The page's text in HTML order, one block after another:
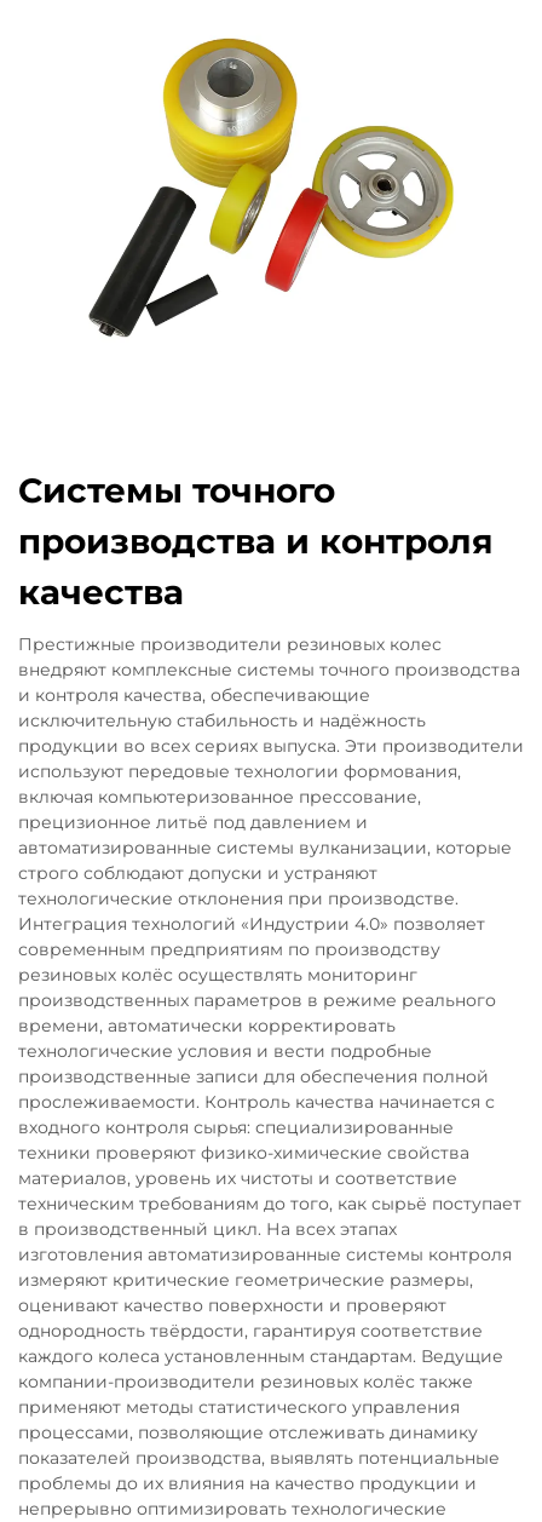
Системы точного
производства и контроля
качества
Престижные производители резиновых колес
внедряют комплексные системы точного производства
и контроля качества, обеспечивающие
исключительную стабильность и надёжность
продукции во всех сериях выпуска. Эти производители
используют передовые технологии формования,
включая компьютеризованное прессование,
прецизионное литьё под давлением и
автоматизированные системы вулканизации, которые
строго соблюдают допуски и устраняют
технологические отклонения при производстве.
Интеграция технологий «Индустрии 4.0» позволяет
современным предприятиям по производству
резиновых колёс осуществлять мониторинг
производственных параметров в режиме реального
времени, автоматически корректировать
технологические условия и вести подробные
производственные записи для обеспечения полной
прослеживаемости. Контроль качества начинается с
входного контроля сырья: специализированные
техники проверяют физико-химические свойства
материалов, уровень их чистоты и соответствие
техническим требованиям до того, как сырьё поступает
в производственный цикл. На всех этапах
изготовления автоматизированные системы контроля
измеряют критические геометрические размеры,
оценивают качество поверхности и проверяют
однородность твёрдости, гарантируя соответствие
каждого колеса установленным стандартам. Ведущие
компании-производители резиновых колёс также
применяют методы статистического управления
процессами, позволяющие отслеживать динамику
показателей производства, выявлять потенциальные
проблемы до их влияния на качество продукции и
непрерывно оптимизировать технологические